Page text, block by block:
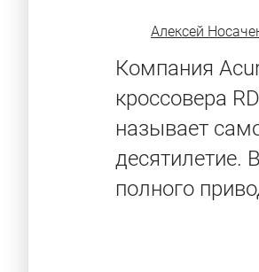
Алексей
Компания
кроссовера
называет
десятилетие.
полного